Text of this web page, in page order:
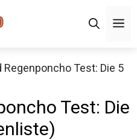
Regenponcho Test: Die 5
Test: Die